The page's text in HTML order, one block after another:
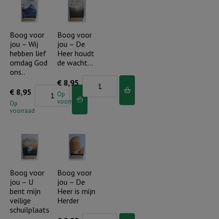
-
Hoger
dan
de
blauwe
op
de
Heer...
aantal
Boog voor
jou – Wij
hebben lief
omdag God
ons..
€ 8,95
Op
voorraad
Wij
hebben
lief
God
ons..
Boog voor
jou – De
Heer houdt
de wacht…
€ 8,95
Op
voorraad
voor
De
Heer
houdt
de
wacht...
Boog voor
jou – U
bent mijn
veilige
schuilplaats
Boog voor
jou – De
Heer is mijn
Herder